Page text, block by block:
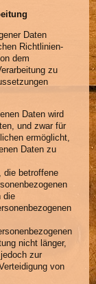
Daten
Richtlinien-
dem
zu
Daten wird
und zwar für
ermöglicht,
Daten zu
die betroffene
die
nicht länger,
zur
von